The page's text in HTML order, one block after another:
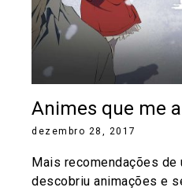
Animes que me
dezembro 28, 2017
Mais recomendações de
descobriu animações e